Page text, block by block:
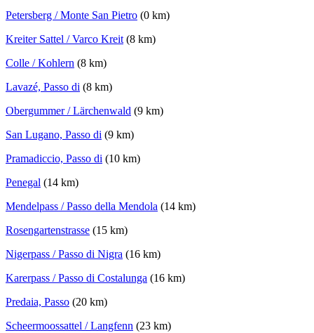
Petersberg / Monte San Pietro (0 km)
Kreiter Sattel / Varco Kreit(8 km)
Colle / Kohlern (8 km)
Lavazé, Passo di (8 km)
Obergummer / Lärchenwald (9 km)
San Lugano, Passo di (9 km)
Pramadiccio, Passo di (10 km)
Penegal (14 km)
Mendelpass / Passo della Mendola (14 km)
Rosengartenstrasse (15 km)
Nigerpass / Passo di Nigra (16 km)
Karerpass / Passo di Costalunga (16 km)
Predaia, Passo (20 km)
Scheermoossattel / Langfenn (23 km)